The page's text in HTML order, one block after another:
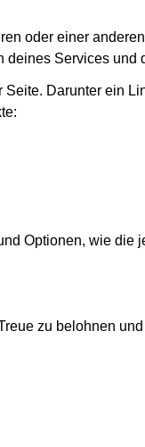
oder einer
Services
Darunter ein
Optionen, wie
zu belohnen